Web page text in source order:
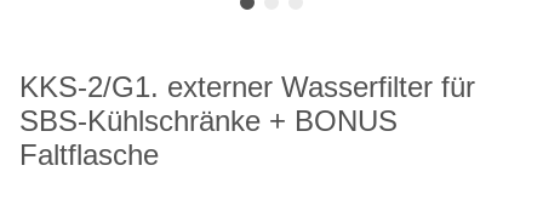
KKS-2/G1. externer Wasserfilter für
SBS-Kühlschränke + BONUS
Faltflasche